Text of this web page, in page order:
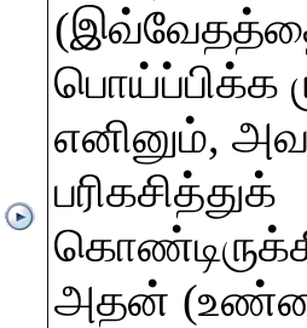
பொய்ப்பிக்க
எனினும்,
பரிகசித்துக்
அதன்